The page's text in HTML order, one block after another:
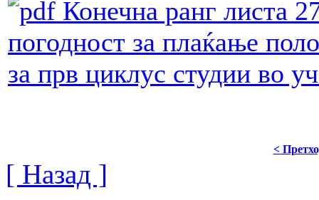
Конечна ранг листа
погодност за плаќање
за прв циклус студии во
<
[ Назад ]